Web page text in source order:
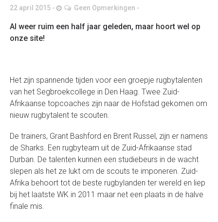
22 april 2015 Geen Opmerkingen
Al weer ruim een half jaar geleden, maar hoort wel op
onze site!
Het zijn spannende tijden voor een groepje rugbytalenten
van het Segbroekcollege in Den Haag. Twee Zuid-
Afrikaanse topcoaches zijn naar de Hofstad gekomen om
nieuw rugbytalent te scouten.
De trainers, Grant Bashford en Brent Russel, zijn er namens
de Sharks. Een rugbyteam uit de Zuid-Afrikaanse stad
Durban. De talenten kunnen een studiebeurs in de wacht
slepen als het ze lukt om de scouts te imponeren. Zuid-
Afrika behoort tot de beste rugbylanden ter wereld en liep
bij het laatste WK in 2011 maar net een plaats in de halve
finale mis.